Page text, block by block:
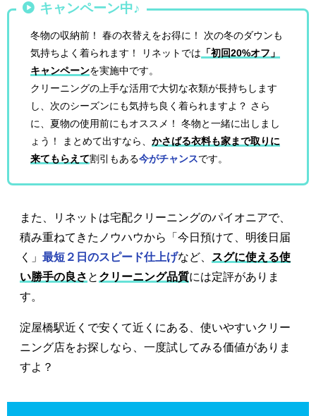
キャンペーン中♪
冬物の収納前！ 春の衣替えをお得に！ 次の冬のダウンも
気持ちよく着られます！ リネットでは 「初回20%オフ」
キャンペーンを実施中です。
クリーニングの上手な活用で大切な衣類が長持ちします
し、次のシーズンにも気持ち良く着られますよ？ さら
に、夏物の使用前にもオススメ！ 冬物と一緒に出しまし
ょう！ まとめて出すなら、かさばる衣料も家まで取りに
来てもらえて割引もある今がチャンスです。
また、リネットは宅配クリーニングのパイオニアで、
積み重ねてきたノウハウから「今日預けて、明後日届
く」 最短２日のスピード仕上げなど、
スグに使える使
い勝手の良さ と クリーニング品質には定評がありま
す。
淀屋橋駅近くで安くて近くにある、使いやすいクリー
ニング店をお探しなら、一度試してみる価値がありま
すよ？